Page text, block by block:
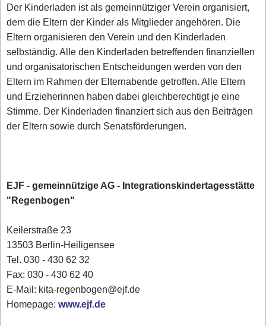
Der Kinderladen ist als gemeinnütziger Verein organisiert,
dem die Eltern der Kinder als Mitglieder angehören. Die
Eltern organisieren den Verein und den Kinderladen
selbständig. Alle den Kinderladen betreffenden finanziellen
und organisatorischen Entscheidungen werden von den
Eltern im Rahmen der Elternabende getroffen. Alle Eltern
und Erzieherinnen haben dabei gleichberechtigt je eine
Stimme. Der Kinderladen finanziert sich aus den Beiträgen
der Eltern sowie durch Senatsförderungen.
EJF - gemeinnützige AG - Integrationskindertagesstätte
"Regenbogen"
Keilerstraße 23
13503 Berlin-Heiligensee
Tel. 030 - 430 62 32
Fax: 030 - 430 62 40
E-Mail: kita-regenbogen@ejf.de
Homepage:www.ejf.de